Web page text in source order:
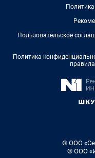
Пользовательское
Политика
© ООО
© ООО